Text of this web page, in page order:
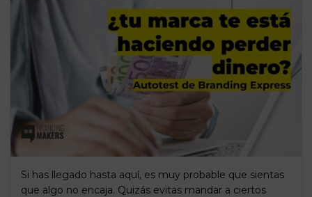
Si has llegado hasta aquí, es muy probable que sientas
que algo no encaja. Quizás evitas mandar a ciertos